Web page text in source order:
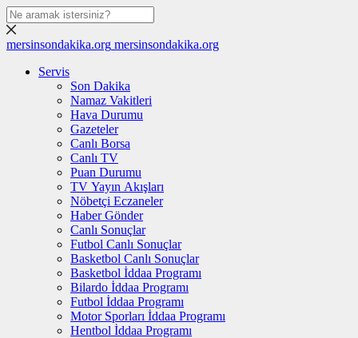
mersinsondakika.org mersinsondakika.org
Servis
Son Dakika
Namaz Vakitleri
Hava Durumu
Gazeteler
Canlı Borsa
Canlı TV
Puan Durumu
TV Yayın Akışları
Nöbetçi Eczaneler
Haber Gönder
Canlı Sonuçlar
Futbol Canlı Sonuçlar
Basketbol Canlı Sonuçlar
Basketbol İddaa Programı
Bilardo İddaa Programı
Futbol İddaa Programı
Motor Sporları İddaa Programı
Hentbol İddaa Programı